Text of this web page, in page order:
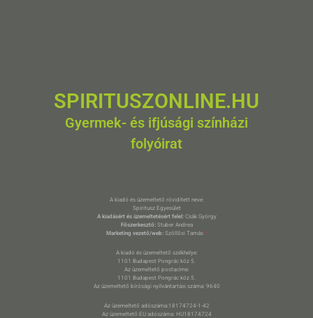
SPIRITUSZONLINE.HU
Gyermek- és ifjúsági színházi
folyóirat
A kiadó és üzemeltető rövidített neve:
Spiritusz Egyesület
A kiadásért és üzemeltetésért felel:Csák György
Főszerkesztő:Stuber Andrea
Marketing vezető/web: Szöllősi Tamás *
A kiadó és üzemeltető székhelye:
1101 Budapest Pongrác köz 5.
Az üzemeltető postacíme:
1101 Budapest Pongrác köz 5.
Az üzemeltető bírósági nyilvántartási száma: 9640
Az üzemeltető adószáma:18174724-1-42
Az üzemeltető EU adószáma: HU18174724